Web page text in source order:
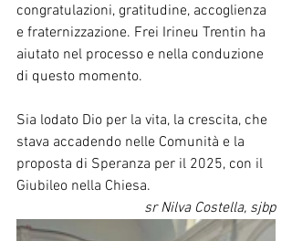
congratulazioni, gratitudine, accoglienza
e fraternizzazione. Frei Irineu Trentin ha
aiutato nel processo e nella conduzione
di questo momento.
Sia lodato Dio per la vita, la crescita, che
stava accadendo nelle Comunità e la
proposta di Speranza per il 2025, con il
Giubileo nella Chiesa.
sr Nilva Costella, sjbp